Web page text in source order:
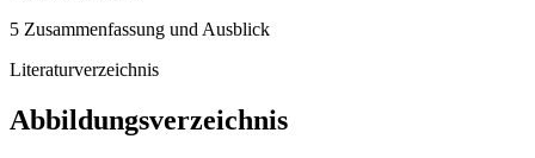
5 Zusammenfassung und Ausblick
Literaturverzeichnis
Abbildungsverzeichnis